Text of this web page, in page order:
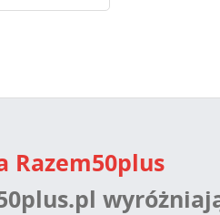
Razem50plus